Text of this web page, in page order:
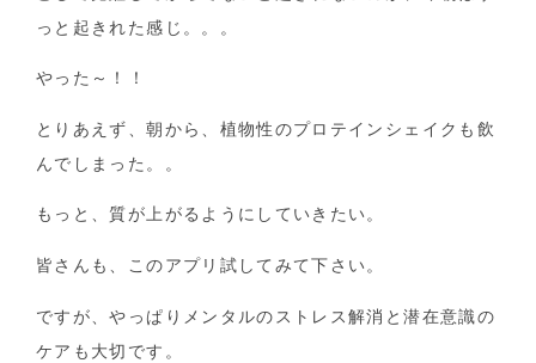
っと起きれた感じ。。。
やった～！！
とりあえず、朝から、植物性のプロテインシェイクも飲
んでしまった。。
もっと、質が上がるようにしていきたい。
皆さんも、このアプリ試してみて下さい。
ですが、やっぱりメンタルのストレス解消と潜在意識の
ケアも大切です。